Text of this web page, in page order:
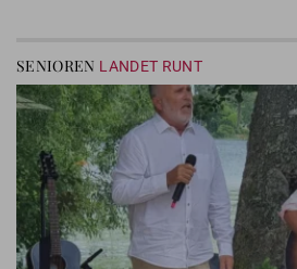
SENIOREN LANDET RUNT